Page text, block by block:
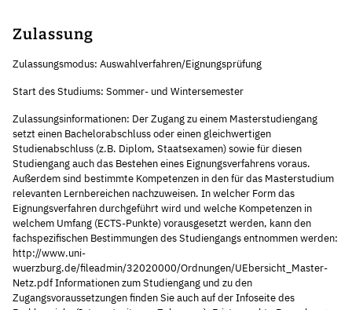
Zulassung
Zulassungsmodus: Auswahlverfahren/Eignungsprüfung
Start des Studiums: Sommer- und Wintersemester
Zulassungsinformationen: Der Zugang zu einem Masterstudiengang
setzt einen Bachelorabschluss oder einen gleichwertigen
Studienabschluss (z.B. Diplom, Staatsexamen) sowie für diesen
Studiengang auch das Bestehen eines Eignungsverfahrens voraus.
Außerdem sind bestimmte Kompetenzen in den für das Masterstudium
relevanten Lernbereichen nachzuweisen. In welcher Form das
Eignungsverfahren durchgeführt wird und welche Kompetenzen in
welchem Umfang (ECTS-Punkte) vorausgesetzt werden, kann den
fachspezifischen Bestimmungen des Studiengangs entnommen werden:
http://www.uni-
wuerzburg.de/fileadmin/32020000/Ordnungen/UEbersicht_Master-
Netz.pdf Informationen zum Studiengang und zu den
Zugangsvoraussetzungen finden Sie auch auf der Infoseite des